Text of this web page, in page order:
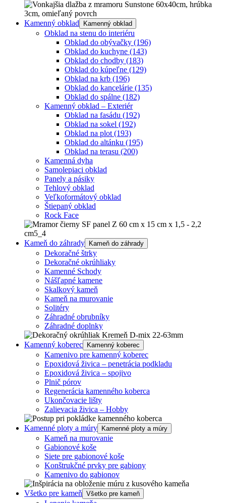
Kamenný obklad Kamenný obklad
Obklad na stenu do interiéru
Obklad do obývačky (196)
Obklad do kuchyne (143)
Obklad do chodby (183)
Obklad do kúpeľne (129)
Obklad na krb (196)
Obklad do kancelárie (135)
Obklad do spálne (182)
Kamenný obklad – Exteriér
Obklad na fasádu (192)
Obklad na sokel (192)
Obklad na plot (193)
Obklad do altánku (195)
Obklad na terasu (200)
Kamenná dyha
Samolepiaci obklad
Panely a pásiky
Tehlový obklad
Veľkoformátový obklad
Štiepaný obklad
Rock Face
Kameň do záhrady Kameň do záhrady
Dekoračné štrky
Dekoračné okrúhliaky
Kamenné Schody
Nášľapné kamene
Skalkový kameň
Kameň na murovanie
Solitéry
Záhradné obrubníky
Záhradné doplnky
Kamenný koberec Kamenný koberec
Kamenivo pre kamenný koberec
Epoxidová živica – penetrácia podkladu
Epoxidová živica – spojivo
Plnič pórov
Regenerácia kamenného koberca
Ukončovacie lišty
Zalievacia živica – Hobby
Kamenné ploty a múry Kamenné ploty a múry
Kameň na murovanie
Gabionové koše
Siete pre gabionové koše
Konštrukčné prvky pre gabiony
Kamenivo do gabionov
Všetko pre kameň Všetko pre kameň